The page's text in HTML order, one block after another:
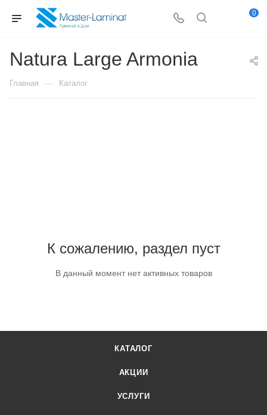
0
Natura Large Armonia
Главная — Каталог
К сожалению, раздел пуст
В данный момент нет активных товаров
КАТАЛОГ
АКЦИИ
УСЛУГИ